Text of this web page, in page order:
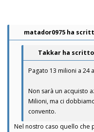
matador0975 ha
Takkar ha
Pagato 13 milioni a 24
Non sarà un acquisto
Milioni, ma ci
convento.
Nel nostro caso quello che